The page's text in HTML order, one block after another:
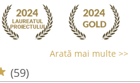
Arată mai multe >>
(59)